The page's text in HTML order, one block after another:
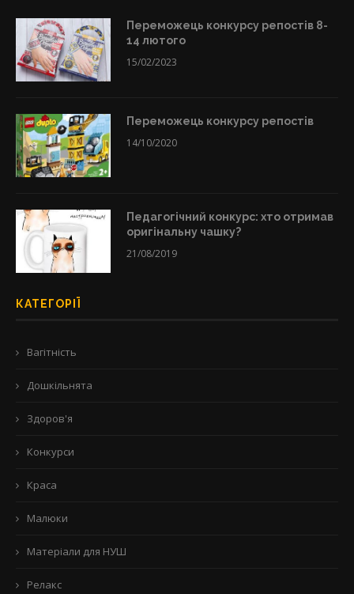
Переможець конкурсу репостів 8-
14 лютого
15/02/2023
Переможець конкурсу репостів
14/10/2020
Педагогічний конкурс: хто отримав
оригінальну чашку?
21/08/2019
КАТЕГОРІЇ
Вагітність
Дошкільнята
Здоров'я
Конкурси
Краса
Малюки
Матеріали для НУШ
Релакс